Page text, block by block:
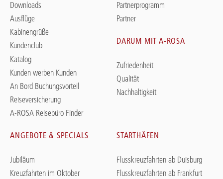
Downloads
Ausflüge
Kabinengrüße
Kundenclub
Katalog
Kunden werben Kunden
An Bord Buchungsvorteil
Reiseversicherung
A-ROSA Reisebüro Finder
Partnerprogramm
Partner
DARUM MIT A-ROSA
Zufriedenheit
Qualität
Nachhaltigkeit
ANGEBOTE & SPECIALS
Jubiläum
Kreuzfahrten im Oktober
STARTHÄFEN
Flusskreuzfahrten ab Duisburg
Flusskreuzfahrten ab Frankfurt